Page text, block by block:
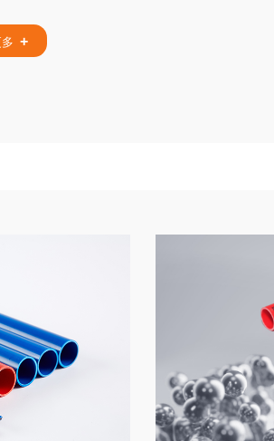
保护的刚性PVC导管内运行。有时，通过使用PVC